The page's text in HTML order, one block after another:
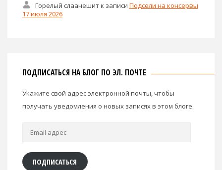
Горелый слаанешитк записи Подсели на консервы
17 июля 2026
ПОДПИСАТЬСЯ НА БЛОГ ПО ЭЛ. ПОЧТЕ
Укажите свой адрес электронной почты, чтобы
получать уведомления о новых записях в этом блоге.
Email
ПОДПИСАТЬСЯ